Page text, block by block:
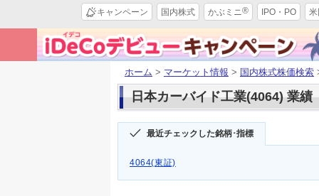
キャンペーン 国内株式 かぶミニ® IPO・PO
ホーム > マーケット情報 > 国内株式株価検索
日本カーバイド工業(4064) 業績
最近チェックした銘柄･指標
4064(東証)